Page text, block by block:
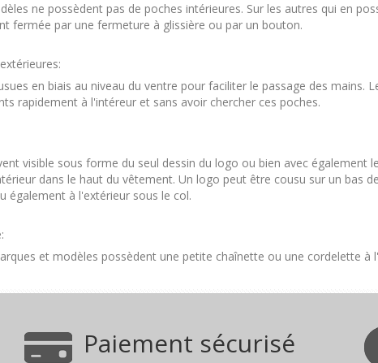
ne possèdent pas de poches intérieures. Sur les autres qui en
fermée par une fermeture à glissière ou par un bouton.
en biais au niveau du ventre pour faciliter le passage des mains.
rapidement à l'intéreur et sans avoir chercher ces poches.
visible sous forme du seul dessin du logo ou bien avec
dans le haut du vêtement. Un logo peut être cousu sur un bas
également à l'extérieur sous le col.
et modèles possèdent une petite chaînette ou une cordelette à
Paiement sécurisé